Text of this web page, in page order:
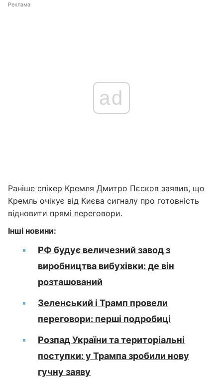
Реклама
ad
Раніше спікер Кремля Дмитро Пєсков заявив, що
Кремль очікує від Києва сигналу про готовність
відновити прямі переговори.
Інші новини:
РФ будує величезний завод з
виробництва вибухівки: де він
розташований
Зеленський і Трамп провели
переговори: перші подробиці
Розпад України та територіальні
поступки: у Трампа зробили нову
гучну заяву